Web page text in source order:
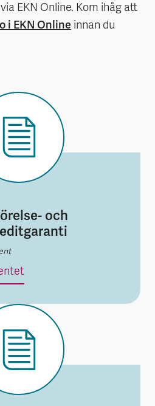
EKN Online. Kom ihåg att
i EKN Online innan du
och
Produktblad Rörelse- och